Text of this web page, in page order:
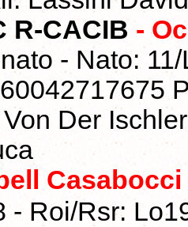
R-CACIB -
- Nato:
Der
Casabocci
- Roi/Rsr: